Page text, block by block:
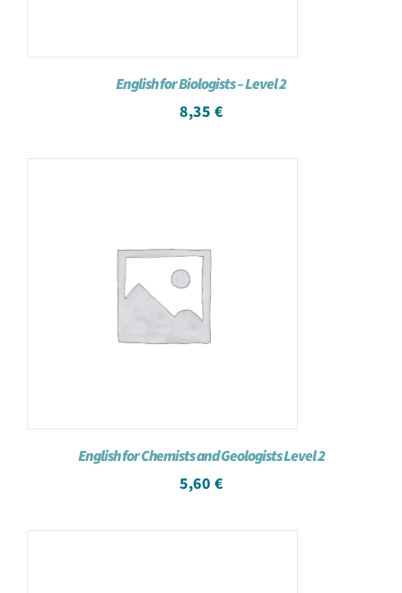
English for Biologists – Level 2
8,35 €
English for Chemists and Geologists Level 2
5,60 €